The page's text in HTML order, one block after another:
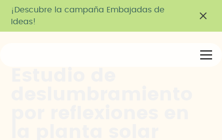
¡Descubre la campaña Embajadas de
Ideas!